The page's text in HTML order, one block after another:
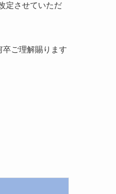
定させていただ
ご理解賜ります